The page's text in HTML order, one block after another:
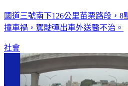
國道三號南下126公里苗栗路段，8
撞車禍，駕駛彈出車外送醫不治。
社會